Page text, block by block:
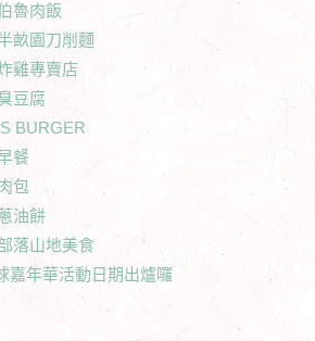
魯肉飯
畝園刀削麵
雞專賣店
豆腐
BURGER
餐
包
油餅
落山地美食
嘉年華活動日期出爐囉